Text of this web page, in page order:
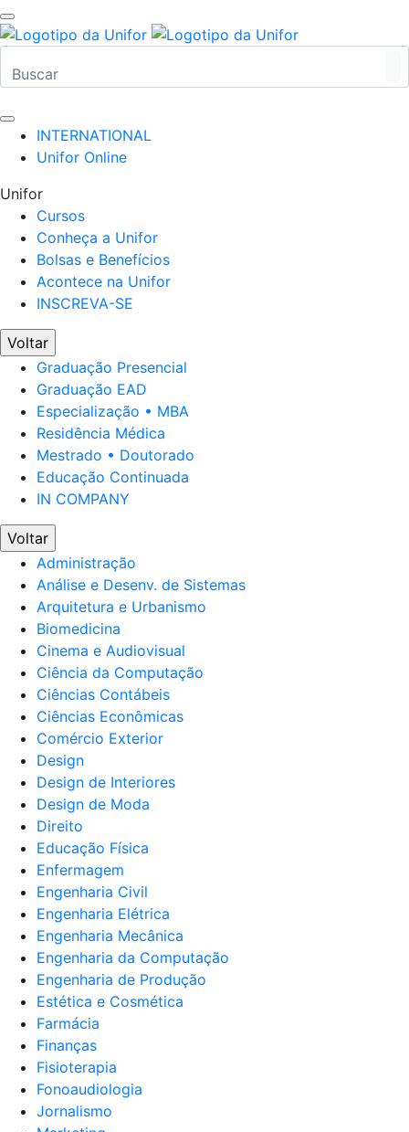
INTERNATIONAL
Unifor Online
Unifor
Cursos
Conheça a Unifor
Bolsas e Benefícios
Acontece na Unifor
INSCREVA-SE
Voltar
Graduação Presencial
Graduação EAD
Especialização • MBA
Residência Médica
Mestrado • Doutorado
Educação Continuada
IN COMPANY
Voltar
Administração
Análise e Desenv. de Sistemas
Arquitetura e Urbanismo
Biomedicina
Cinema e Audiovisual
Ciência da Computação
Ciências Contábeis
Ciências Econômicas
Comércio Exterior
Design
Design de Interiores
Design de Moda
Direito
Educação Física
Enfermagem
Engenharia Civil
Engenharia Elétrica
Engenharia Mecânica
Engenharia da Computação
Engenharia de Produção
Estética e Cosmética
Farmácia
Finanças
Fisioterapia
Fonoaudiologia
Jornalismo